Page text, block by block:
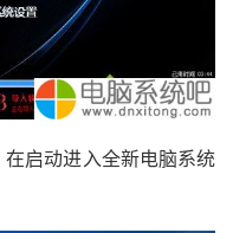
启动进入全新电脑系统